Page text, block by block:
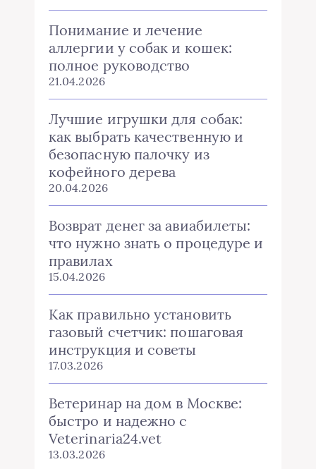
Понимание и лечение
аллергии у собак и кошек:
полное руководство
21.04.2026
Лучшие игрушки для собак:
как выбрать качественную и
безопасную палочку из
кофейного дерева
20.04.2026
Возврат денег за авиабилеты:
что нужно знать о процедуре и
правилах
15.04.2026
Как правильно установить
газовый счетчик: пошаговая
инструкция и советы
17.03.2026
Ветеринар на дом в Москве:
быстро и надежно с
Veterinaria24.vet
13.03.2026